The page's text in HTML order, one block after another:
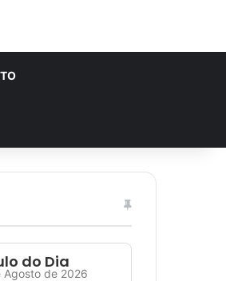
do Dia
Agosto de 2026